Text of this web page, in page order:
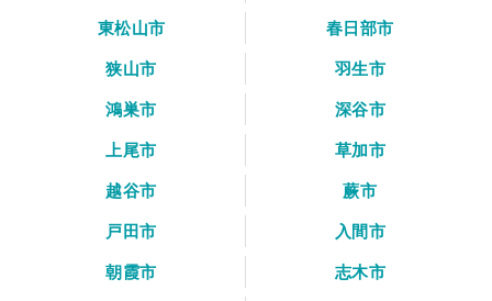
東松山市
春日部市
狭山市
羽生市
鴻巣市
深谷市
上尾市
草加市
越谷市
蕨市
戸田市
入間市
朝霞市
志木市